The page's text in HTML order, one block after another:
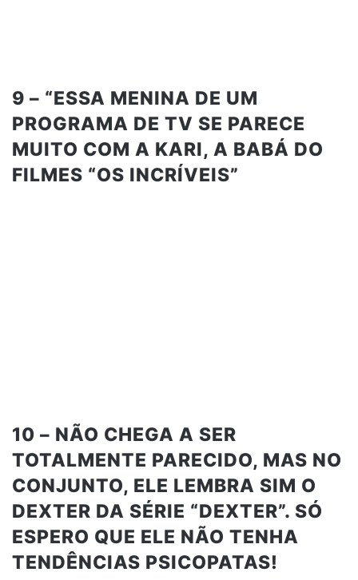
9 – “ESSA MENINA DE UM
PROGRAMA DE TV SE PARECE
MUITO COM A KARI, A BABÁ DO
FILMES “OS INCRÍVEIS”
10 – NÃO CHEGA A SER
TOTALMENTE PARECIDO, MAS NO
CONJUNTO, ELE LEMBRA SIM O
DEXTER DA SÉRIE “DEXTER”. SÓ
ESPERO QUE ELE NÃO TENHA
TENDÊNCIAS PSICOPATAS!